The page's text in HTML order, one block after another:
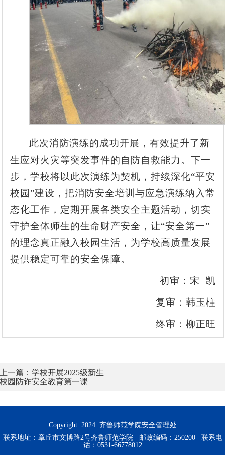
此次消防演练的成功开展，有效提升了新
生应对火灾等突发事件的自防自救能力。下一
步，学校将以此次演练为契机，持续深化“平安
校园”建设，把消防安全培训与应急演练纳入常
态化工作，定期开展各类安全主题活动，切实
守护全体师生的生命财产安全，让“安全第一”
的理念真正融入校园生活，为学校高质量发展
提供稳定可靠的安全保障。
初审：宋 凯
复审：韩玉柱
终审：柳正旺
上一篇：学校开展2025级新生
校园防诈安全教育第一课
Copyright 2024 齐鲁师范学院安全管理处
联系地址：章丘市文博路2号齐鲁师范学院 邮政编码：250200 联系电
话：0531-66778012